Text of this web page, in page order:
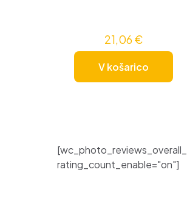
21,06€
V košarico
rating_count_enable="on"]